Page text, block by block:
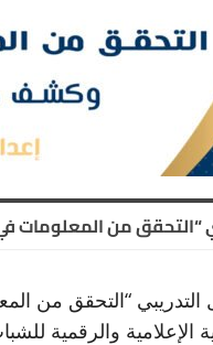
“التحقق من
التدريبي “التحقق من
الإعلامية